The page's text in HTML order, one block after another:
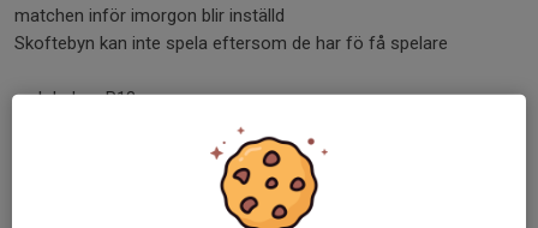
matchen inför imorgon blir inställd
Skoftebyn kan inte spela eftersom de har fö få spelare
mvh ledare P13
Matchen ändrad den sk spelas